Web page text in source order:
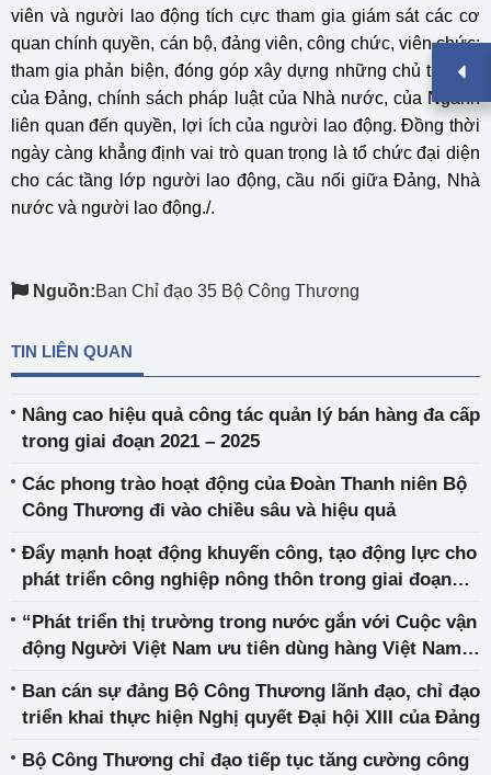
viên và người lao động tích cực tham gia giám sát các cơ
quan chính quyền, cán bộ, đảng viên, công chức, viên chức;
tham gia phản biện, đóng góp xây dựng những chủ trương
của Đảng, chính sách pháp luật của Nhà nước, của Ngành
liên quan đến quyền, lợi ích của người lao động. Đồng thời
ngày càng khẳng định vai trò quan trọng là tổ chức đại diện
cho các tầng lớp người lao động, cầu nối giữa Đảng, Nhà
nước và người lao động./.
Nguồn:Ban Chỉ đạo 35 Bộ Công Thương
TIN LIÊN QUAN
Nâng cao hiệu quả công tác quản lý bán hàng đa cấp
trong giai đoạn 2021 – 2025
Các phong trào hoạt động của Đoàn Thanh niên Bộ
Công Thương đi vào chiều sâu và hiệu quả
Đẩy mạnh hoạt động khuyến công, tạo động lực cho
phát triển công nghiệp nông thôn trong giai đoạn
“Phát triển thị trường trong nước gắn với Cuộc vận
động Người Việt Nam ưu tiên dùng hàng Việt Nam”
Ban cán sự đảng Bộ Công Thương lãnh đạo, chỉ đạo
triển khai thực hiện Nghị quyết Đại hội XIII của Đảng
Bộ Công Thương chỉ đạo tiếp tục tăng cường công